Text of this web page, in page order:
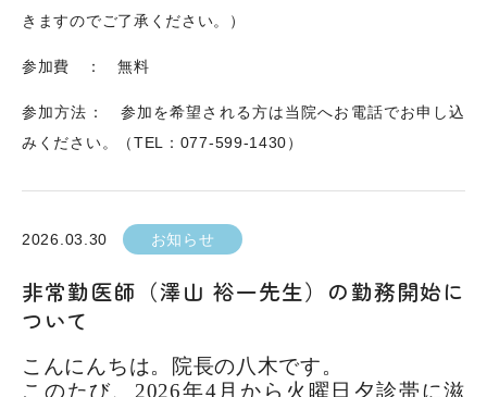
きますのでご了承ください。）
参加費 ： 無料
参加方法： 参加を希望される方は当院へお電話でお申し込
みください。（TEL ： 077-599-1430）
2026.03.30 お知らせ
非常勤医師（澤山 裕一先生）の勤務開始に
ついて
こんにんちは。院長の八木です。
このたび、 2026年4 月から火曜日夕診帯に滋